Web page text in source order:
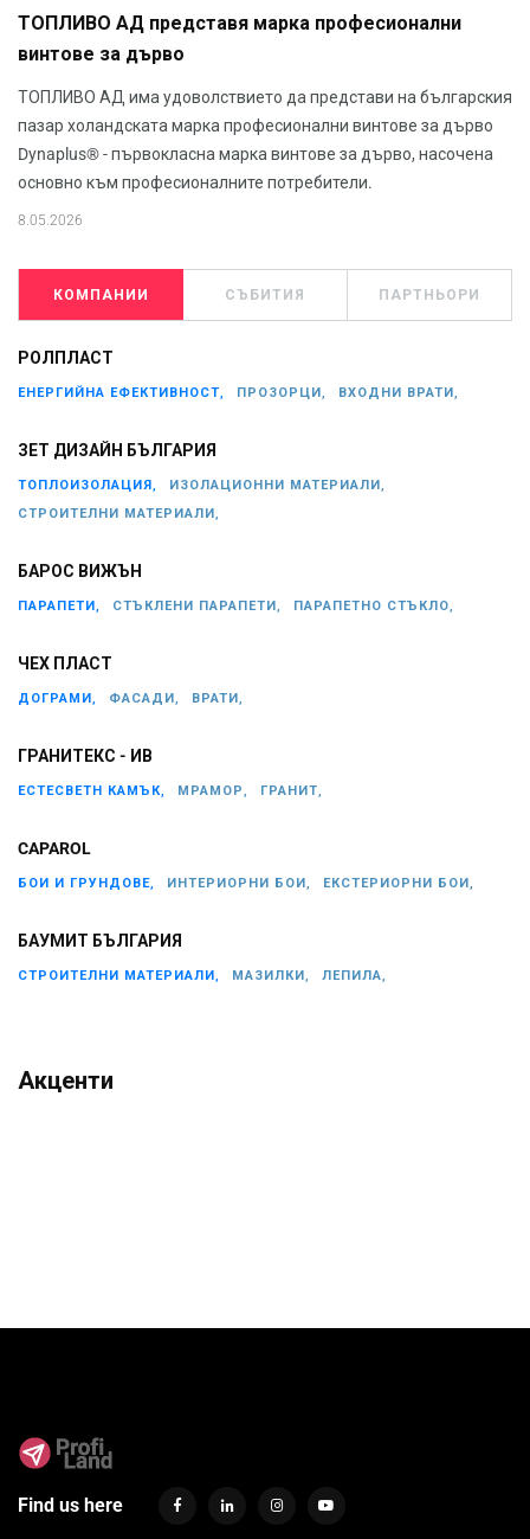
ТОПЛИВО АД представя марка професионални
винтове за дърво
ТОПЛИВО АД има удоволствието да представи на българския
пазар холандската марка професионални винтове за дърво
Dynaplus® - първокласна марка винтове за дърво, насочена
основно към професионалните потребители.
8.05.2026
КОМПАНИИ СЪБИТИЯ ПАРТНЬОРИ
РОЛПЛАСТ
ЕНЕРГИЙНА ЕФЕКТИВНОСТ, ПРОЗОРЦИ, ВХОДНИ ВРАТИ,
ЗЕТ ДИЗАЙН БЪЛГАРИЯ
ТОПЛОИЗОЛАЦИЯ,
ИЗОЛАЦИОННИ МАТЕРИАЛИ,
СТРОИТЕЛНИ МАТЕРИАЛИ,
БАРОС ВИЖЪН
ПАРАПЕТИ, СТЪКЛЕНИ ПАРАПЕТИ, ПАРАПЕТНО СТЪКЛО,
ЧЕХ ПЛАСТ
ДОГРАМИ, ФАСАДИ, ВРАТИ,
ГРАНИТЕКС - ИВ
ЕСТЕСВЕТН КАМЪК, МРАМОР, ГРАНИТ,
CAPAROL
БОИ И ГРУНДОВЕ, ИНТЕРИОРНИ БОИ, ЕКСТЕРИОРНИ БОИ,
БАУМИТ БЪЛГАРИЯ
СТРОИТЕЛНИ МАТЕРИАЛИ, МАЗИЛКИ, ЛЕПИЛА,
Акценти
Find us here